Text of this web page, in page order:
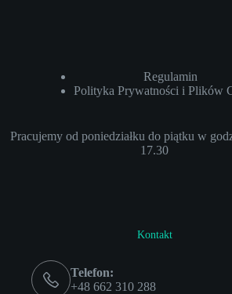
Regulamin
Polityka Prywatności i Plików
Pracujemy od poniedziałku do piątku w
17.30
Kontakt
Telefon:
+48 662 310 288